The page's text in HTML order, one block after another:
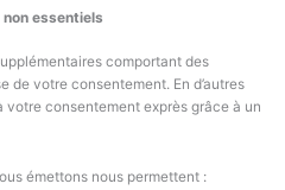
essentiels
comportant des
de votre consentement. En d’autres
votre consentement exprès grâce à un
émettons nous permettent :